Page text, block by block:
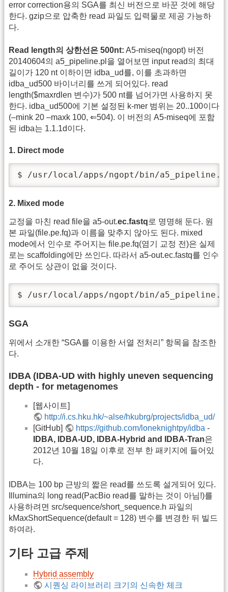
error correction용의 SGA를 최신 버전으로 바꾼 것에 해당
한다. gzip으로 압축한 read 파일도 입력물로 제공 가능하
다.
Read length의 상한선은 500nt: A5-miseq(ngopt) 버전
20140604의 a5_pipeline.pl을 열어보면 input read의 최대
길이가 120 nt 이하이면 idba_ud를, 이를 초과하면
idba_ud500 바이너리를 쓰게 되어있다. read
length($maxrdlen 변수)가 500 nt를 넘어가면 사용하지 못
한다. idba_ud500에 기본 설정된 k-mer 범위는 20..100이다
(–mink 20 –maxk 100, ⇐504). 이 버전의 A5-miseq에 포함
된 idba는 1.1.1d이다.
1. Direct mode
$ /usr/local/apps/ngopt/bin/
2. Mixed mode
교정을 마친 read file을 a5-out.ec.fastq 로 명명해 둔다. 원
본 파일(file.pe.fq)과 이름을 맞추지 않아도 된다. mixed
mode에서 인수로 주어지는 file.pe.fq(염기 교정 전)은 실제
로는 scaffolding에만 쓰인다. 따라서 a5-out.ec.fastq를 인수
로 주어도 상관이 없을 것이다.
$ /usr/local/apps/ngopt/bin/
SGA
위에서 소개한 “SGA를 이용한 서열 전처리” 항목을 참조한
다.
IDBA (IDBA-UD with highly uneven sequencing
depth - for metagenomes
[웹사이트]
http://i.cs.hku.hk/~alse/hkubrg/projects/idba_ud/
[GitHub]
https://github.com/loneknightpy/idba -
IDBA, IDBA-UD, IDBA-Hybrid and IDBA-Tran은
2012년 10월 18일 이후로 전부 한 패키지에 들어있
다.
IDBA는 100 bp 근방의 짧은 read를 쓰도록 설게되어 있다.
Illumina의 long read(PacBio read를 말하는 것이 아님!)를
사용하려면 src/sequence/short_sequence.h 파일의
kMaxShortSequence(default = 128) 변수를 변경한 뒤 빌드
하여라.
기타 고급 주제
Hybrid assembly
시퀀싱 라이브러리 크기의 신속한 체크